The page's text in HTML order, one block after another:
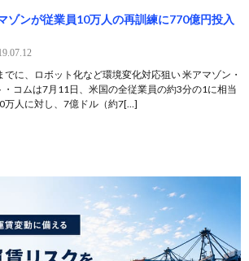
ゾンが従業員10万人の再訓練に770億円投入
でに、ロボット化など環境変化対応狙い 米アマゾン・
・コムは7月11日、米国の全従業員の約3分の1に相当
万人に対し、7億ドル（約7[…]